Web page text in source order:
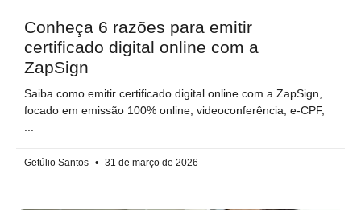
Conheça 6 razões para emitir
certificado digital online com a
ZapSign
Saiba como emitir certificado digital online com a ZapSign,
focado em emissão 100% online, videoconferência, e-CPF,
Getúlio Santos 31 de março de 2026